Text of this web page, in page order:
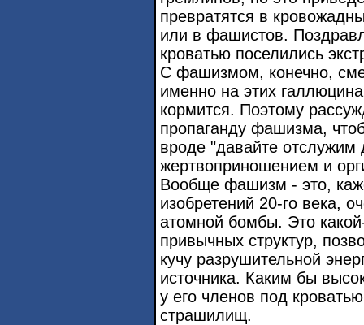
превратятся в
или в фашистов.
кроватью поселились
С фашизмом, конечно,
именно на этих
кормится. Поэтому
пропаганду фашизма,
вроде "давайте отслужим
жертвоприношением и
Вообще фашизм - это,
изобретений 20-го века,
атомной бомбы. Это
привычных структур,
кучу разрушительной
источника. Каким бы
у его членов под
страшилищ.